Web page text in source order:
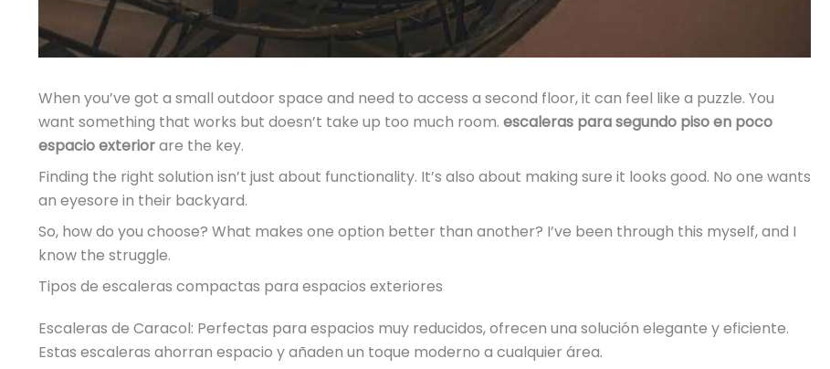
When you’ve got a small outdoor space and need to access a second floor, it can feel like a puzzle. You
want something that works but doesn’t take up too much room. escaleras para segundo piso en poco
espacio exteriorare the key.
Finding the right solution isn’t just about functionality. It’s also about making sure it looks good. No one wants
an eyesore in their backyard.
So, how do you choose? What makes one option better than another? I’ve been through this myself, and I
know the struggle.
Tipos de escaleras compactas para espacios exteriores
Escaleras de Caracol: Perfectas para espacios muy reducidos, ofrecen una solución elegante y eficiente.
Estas escaleras ahorran espacio y añaden un toque moderno a cualquier área.